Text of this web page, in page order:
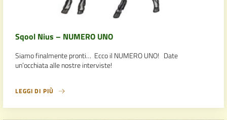
Sqool Nius – NUMERO UNO
Siamo finalmente pronti… Ecco il NUMERO UNO! Date
un’occhiata alle nostre interviste!
LEGGI DI PIÙ